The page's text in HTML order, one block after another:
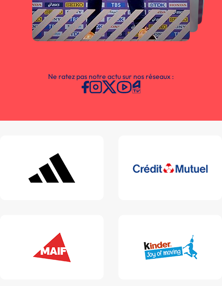
Ne ratez pas notre actu sur nos réseaux :